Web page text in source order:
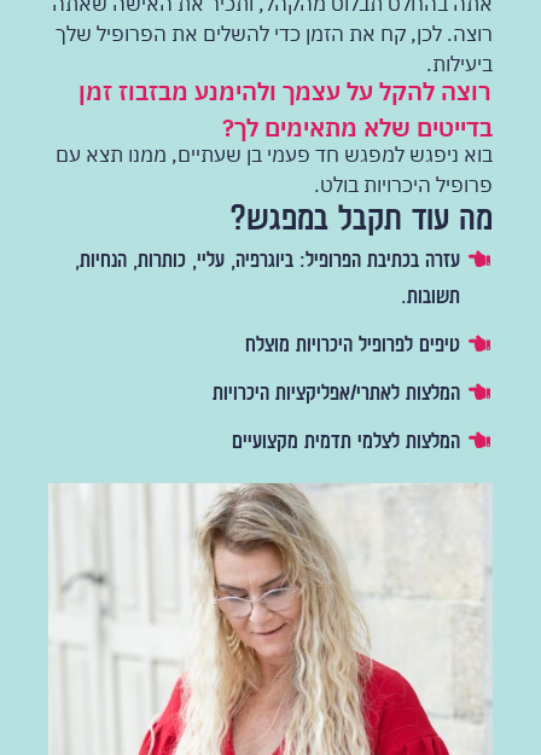
רוצה. לכן, קח את הזמן כדי להשלים את הפרופיל שלך
ביעילות.
רוצה להקל על עצמך ולהימנע מבזבוז זמן
בדייטים שלא מתאימים לך?
בוא ניפגש למפגש חד פעמי בן שעתיים, ממנו תצא עם
פרופיל היכרויות בולט.
מה עוד תקבל במפגש?
עזרה בכתיבת הפרופיל: ביוגרפיה, עליי, כותרות, הנחיות,
תשובות.
טיפים לפרופיל היכרויות מוצלח
המלצות לאתרי/אפליקציות היכרויות
המלצות לצלמי תדמית מקצועיים